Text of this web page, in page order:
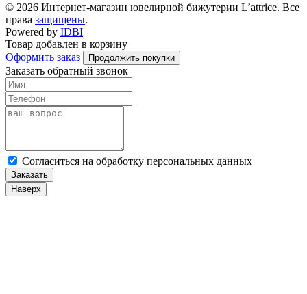
© 2026 Интернет-магазин ювелирной бижутерии L’attrice. Все
права защищены.
Powered by IDBI
Товар добавлен в корзину
Оформить заказ
Продолжить покупки
Заказать обратный звонок
Cогласиться на обработку персональных данных
Заказать
Наверх